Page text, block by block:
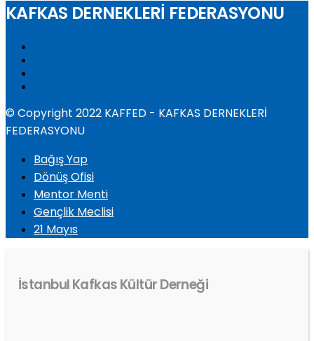
KAFKAS DERNEKLERİ FEDERASYONU
© Copyright 2022 KAFFED - KAFKAS DERNEKLERİ
FEDERASYONU
Bağış Yap
Dönüş Ofisi
Mentor Menti
Gençlik Meclisi
21 Mayıs
İstanbul Kafkas Kültür Derneği